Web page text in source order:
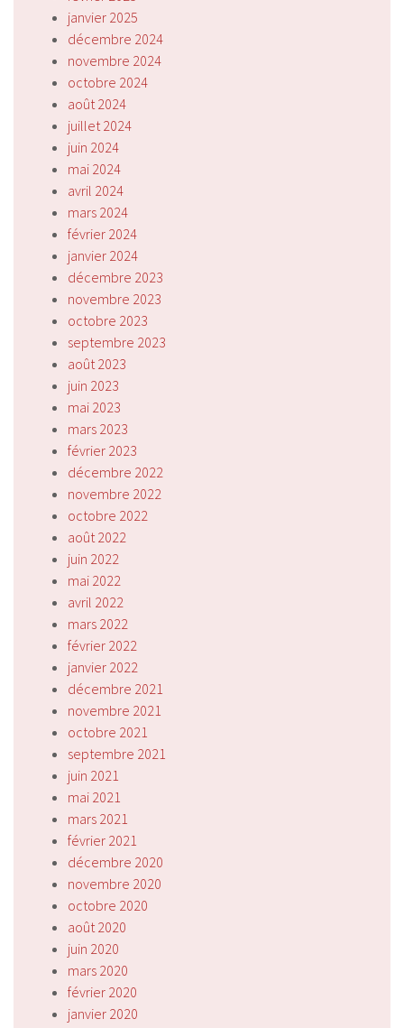
janvier 2025
décembre 2024
novembre 2024
octobre 2024
août 2024
juillet 2024
juin 2024
mai 2024
avril 2024
mars 2024
février 2024
janvier 2024
décembre 2023
novembre 2023
octobre 2023
septembre 2023
août 2023
juin 2023
mai 2023
mars 2023
février 2023
décembre 2022
novembre 2022
octobre 2022
août 2022
juin 2022
mai 2022
avril 2022
mars 2022
février 2022
janvier 2022
décembre 2021
novembre 2021
octobre 2021
septembre 2021
juin 2021
mai 2021
mars 2021
février 2021
décembre 2020
novembre 2020
octobre 2020
août 2020
juin 2020
mars 2020
février 2020
janvier 2020